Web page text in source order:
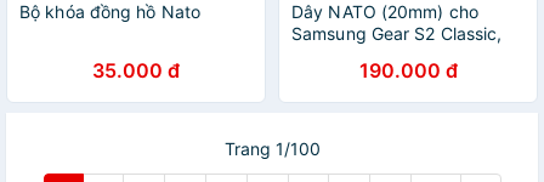
Bộ khóa đồng hồ Nato
35.000 đ
Dây NATO (20mm) cho
Samsung Gear S2 Classic,
190.000 đ
Trang 1/100